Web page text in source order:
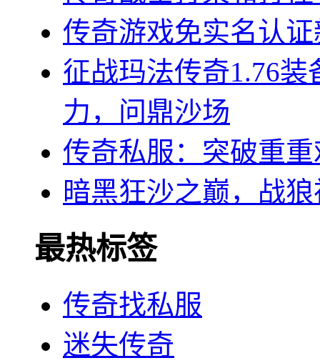
传奇游戏免实名认
征战玛法传奇1.76
力，问鼎沙场
传奇私服：突破重
暗黑狂沙之巅，战
最热标签
传奇找私服
迷失传奇